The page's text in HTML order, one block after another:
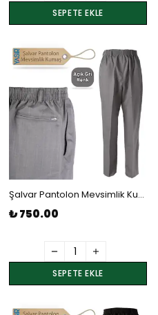
SEPETE EKLE
Şalvar Pantolon Mevsimlik Kumaş - Açık Gri 4 Numara Beden
₺ 750.00
SEPETE EKLE